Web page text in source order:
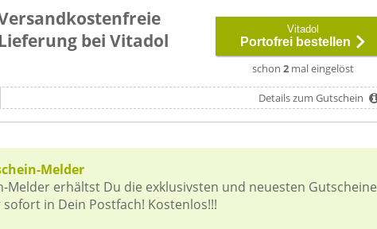
Lieferung bei Vitadol
Vitadol
Portofrei bestellen
schon 2 mal eingelöst
Details zum Gutschein
Melder
Melder erhältst Du die exklusivsten und neuesten Gutscheine
in Dein Postfach! Kostenlos!!!